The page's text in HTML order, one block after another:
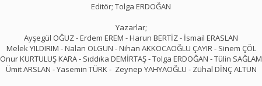
Editör; Tolga ERDOĞAN
Yazarlar;
Ayşegül OĞUZ - Erdem EREM - Harun BERTİZ - İsmail ERASLAN
Melek YILDIRIM - Nalan OLGUN - Nihan AKKOCAOĞLU ÇAYIR - Sinem ÇÖL
Onur KURTULUŞ KARA - Sıddıka DEMİRTAŞ - Tolga ERDOĞAN - Tülin SAĞLAM
Ümit ARSLAN - Yasemin TÜRK - Zeynep YAHYAOĞLU - Zühal DİNÇ ALTUN